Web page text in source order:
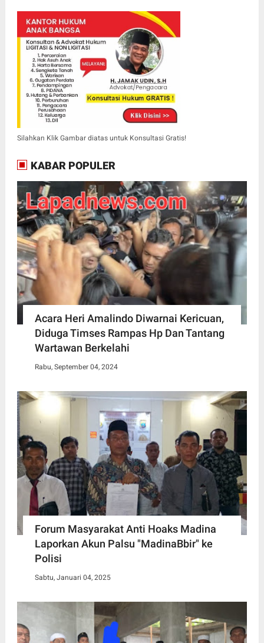
Silahkan Klik Gambar diatas untuk Konsultasi Gratis!
KABAR POPULER
Acara Heri Amalindo Diwarnai Kericuan,
Diduga Timses Rampas Hp Dan Tantang
Wartawan Berkelahi
Rabu, September 04, 2024
Forum Masyarakat Anti Hoaks Madina
Laporkan Akun Palsu "MadinaBbir" ke
Polisi
Sabtu, Januari 04, 2025